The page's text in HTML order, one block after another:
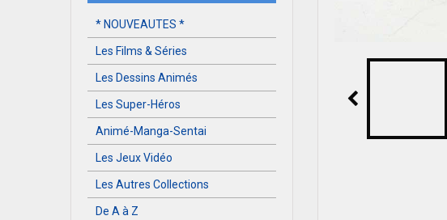
* NOUVEAUTES *
Les Films & Séries
Les Dessins Animés
Les Super-Héros
Animé-Manga-Sentai
Les Jeux Vidéo
Les Autres Collections
De A à Z